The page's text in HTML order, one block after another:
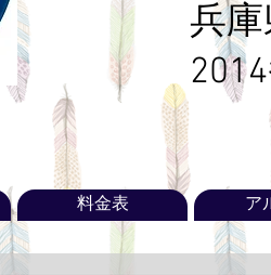
兵
料金表 ア